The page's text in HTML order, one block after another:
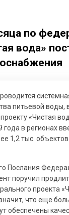
по
вода»
питьевой воды,
«Чистая
года в регионах
1,2 тыс. объектов
Послания
поручил
проекта
что еще
обеспечены